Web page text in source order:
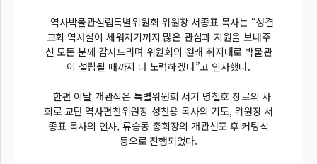
역사박물관설립특별위원회 위원장 서종표 목사는 “성결
교회 역사실이 세워지기까지 많은 관심과 지원을 보내주
신 모든 분께 감사드리며 위원회의 원래 취지대로 박물관
이 설립될 때까지 더 노력하겠다”고 인사했다.
한편 이날 개관식은 특별위원회 서기 명철호 장로의 사
회로 교단 역사편찬위원장 성찬용 목사의 기도, 위원장 서
종표 목사의 인사, 류승동 총회장의 개관선포 후 커팅식
등으로 진행되었다.